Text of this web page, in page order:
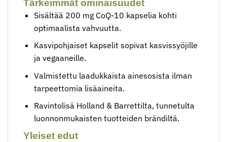
Tärkeimmät ominaisuudet
Sisältää 200 mg CoQ-10 kapselia kohti
optimaalista vahvuutta.
Kasvipohjaiset kapselit sopivat kasvissyöjille
ja vegaaneille.
Valmistettu laadukkaista ainesosista ilman
tarpeettomia lisäaineita.
Ravintolisä Holland & Barrettilta, tunnetulta
luonnonmukaisten tuotteiden brändiltä.
Yleiset edut